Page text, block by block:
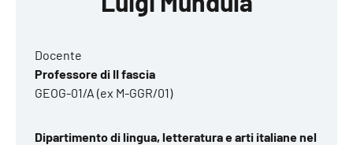
Docente
Professore di II fascia
GEOG-01/A (ex M-GGR/01)
Dipartimento di lingua, letteratura e arti italiane nel